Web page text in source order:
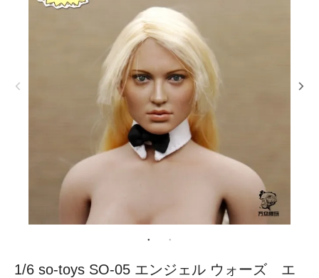
1/6 so-toys SO-05 エンジェル ウォーズ エ